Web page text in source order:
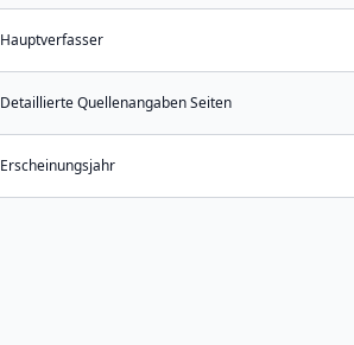
Hauptverfasser
Detaillierte Quellenangaben Seiten
Erscheinungsjahr